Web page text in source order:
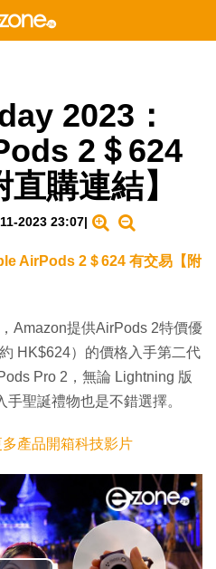
2023：
2＄624
購連結】
2023 23:07|
Amazon提供AirPods 2特價優
HK$624）的價格入手第二代
Pro 2，無論 Lightning 版
聖誕禮物也是不錯選擇。
產品開箱科技影片